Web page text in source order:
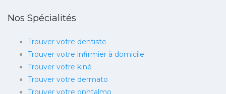
Nos Spécialités
Trouver votre dentiste
Trouver votre infirmier à domicile
Trouver votre kiné
Trouver votre dermato
Trouver votre ophtalmo